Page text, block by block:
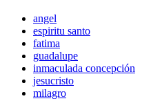
angel
espiritu santo
fatima
guadalupe
inmaculada concepción
jesucristo
milagro